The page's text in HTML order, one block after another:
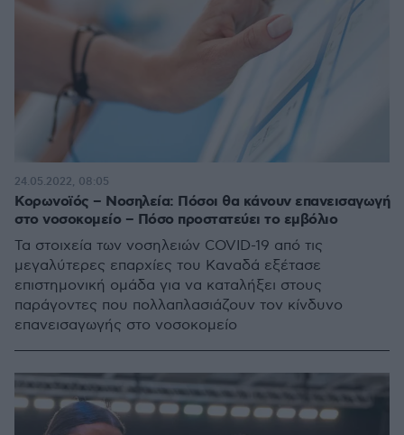
Κορωνοϊός – Νοσηλεία: Πόσοι θα κάνουν επανεισαγωγή
στο νοσοκομείο – Πόσο προστατεύει το εμβόλιο
Τα στοιχεία των νοσηλειών COVID-19 από τις
μεγαλύτερες επαρχίες του Καναδά εξέτασε
επιστημονική ομάδα για να καταλήξει στους
παράγοντες που πολλαπλασιάζουν τον κίνδυνο
επανεισαγωγής στο νοσοκομείο
24.05.2022, 08:05